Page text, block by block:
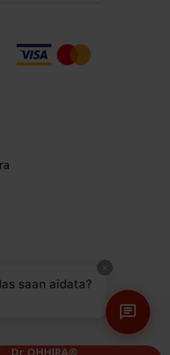
×
saan aidata?
Dr.OHHIRA®